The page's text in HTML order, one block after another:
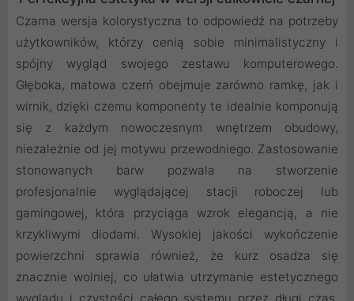
Czarna wersja kolorystyczna to odpowiedź na potrzeby
użytkowników, którzy cenią sobie minimalistyczny i
spójny wygląd swojego zestawu komputerowego.
Głęboka, matowa czerń obejmuje zarówno ramkę, jak i
wirnik, dzięki czemu komponenty te idealnie komponują
się z każdym nowoczesnym wnętrzem obudowy,
niezależnie od jej motywu przewodniego. Zastosowanie
stonowanych barw pozwala na stworzenie
profesjonalnie wyglądającej stacji roboczej lub
gamingowej, która przyciąga wzrok elegancją, a nie
krzykliwymi diodami. Wysokiej jakości wykończenie
powierzchni sprawia również, że kurz osadza się
znacznie wolniej, co ułatwia utrzymanie estetycznego
wyglądu i czystości całego systemu przez długi czas.